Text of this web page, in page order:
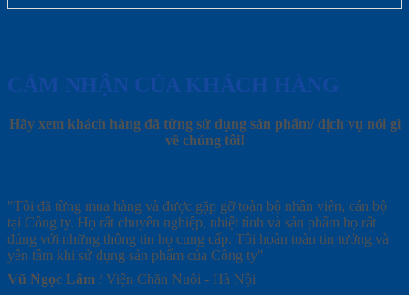
CẢM NHẬN CỦA KHÁCH HÀNG
Hãy xem khách hàng đã từng sử dụng sản phẩm/ dịch vụ nói gì
về chúng tôi!
"Tôi đã từng mua hàng và được gặp gỡ toàn bộ nhân viên, cán bộ
tại Công ty. Họ rất chuyên nghiệp, nhiệt tình và sản phẩm họ rất
đúng với những thông tin họ cung cấp. Tôi hoàn toàn tin tưởng và
yên tâm khi sử dụng sản phẩm của Công ty"
Vũ Ngọc Lâm / Viện Chăn Nuôi - Hà Nội